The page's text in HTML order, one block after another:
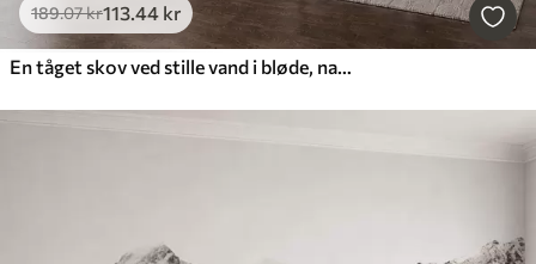
189.07kr113.44 kr
En tåget skov ved stille vand i bløde, naturlige pastelfarver